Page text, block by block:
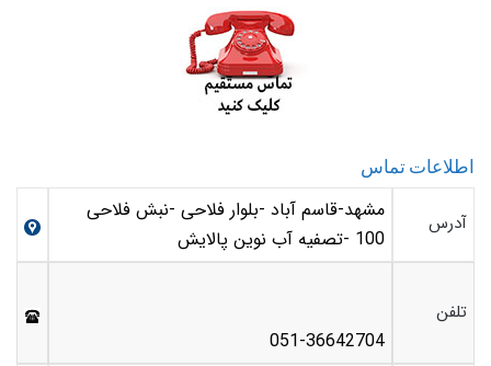
اطلاعات تماس
آدرس
مشهد-قاسم آباد -بلوار فلاحی -نبش فلاحی
100 -تصفیه آب نوین پالایش
تلفن
051-36642704